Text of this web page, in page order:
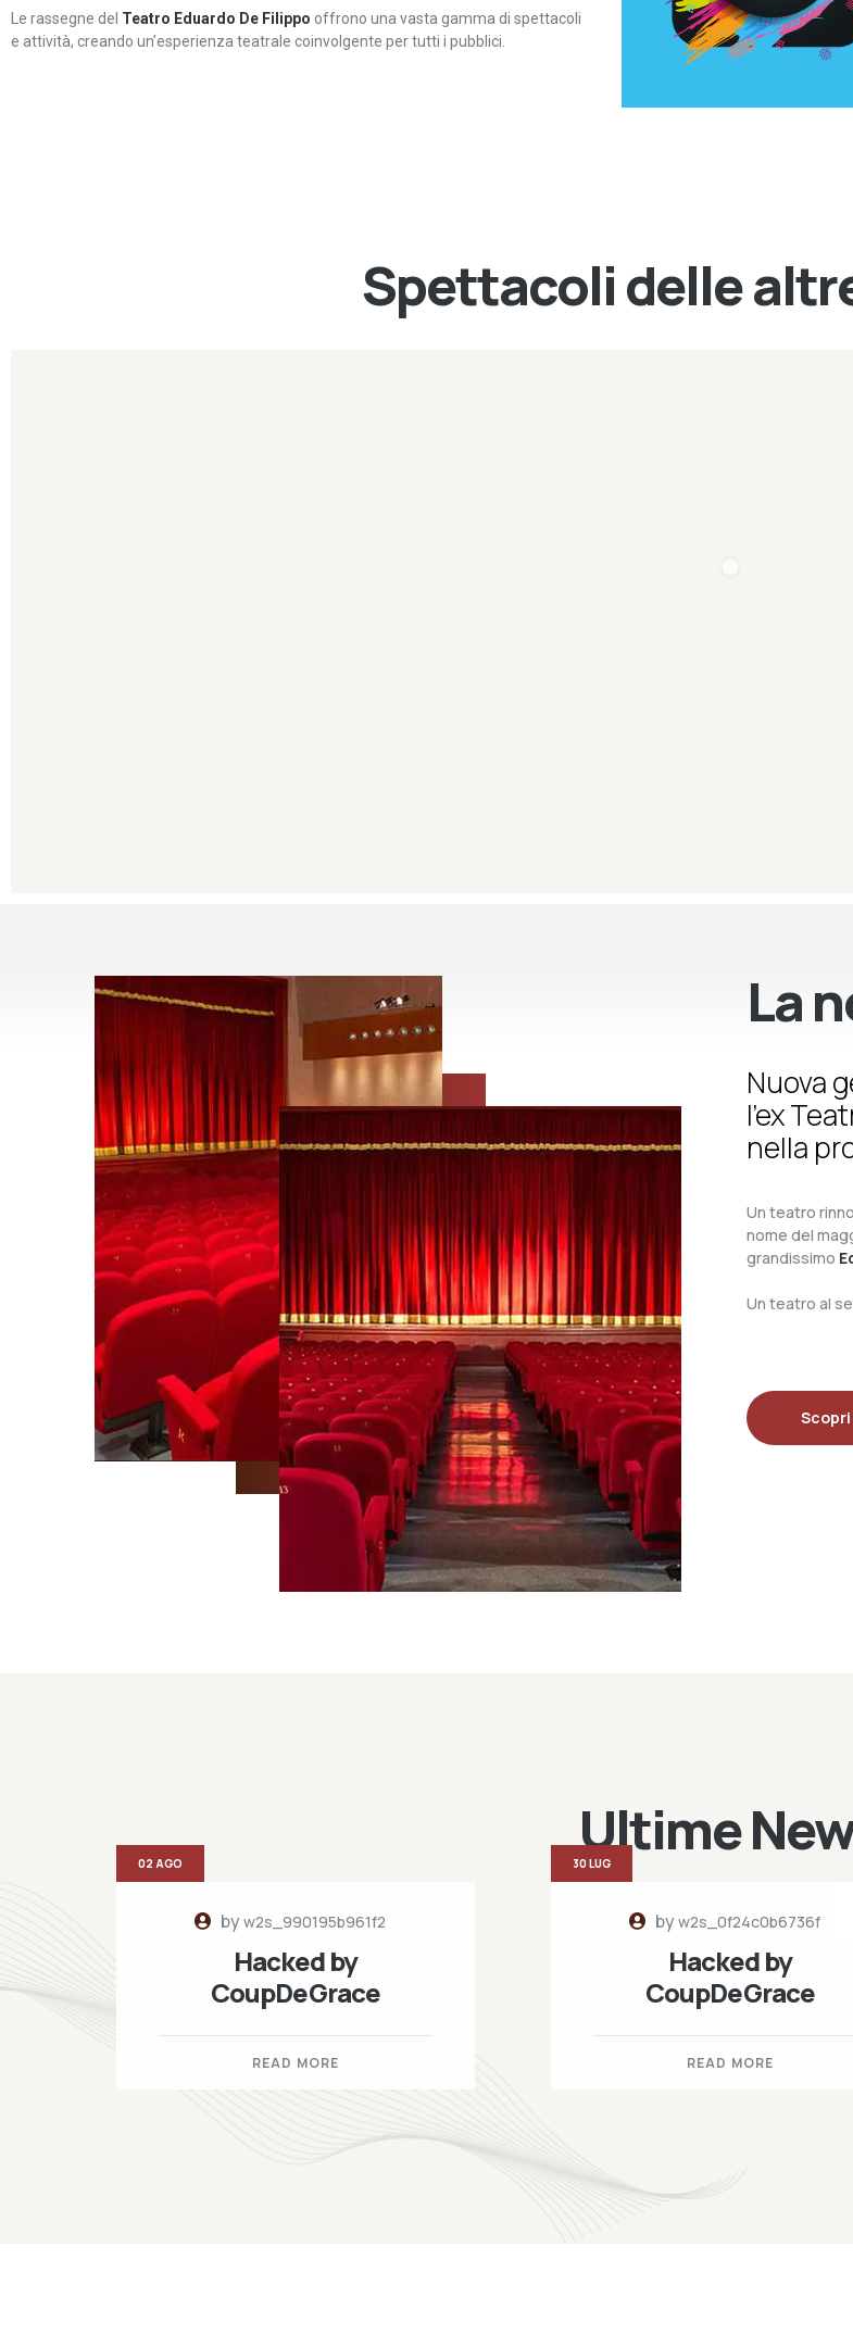
Le rassegne del Teatro Eduardo De Filippo offrono una vasta gamma di spettacoli
e attività, creando un’esperienza teatrale coinvolgente per tutti i pubblici.
Revolution Dance
Spettacoli delle
La
Nuova
l’ex
nella
Un teatro
nome del
grandissimo
Un teatro al
Ultime
byw2s_990195b961f2
Hacked by
CoupDeGrace
READ MORE
02 AGO
byw2s_0f24c0b6736f
Hacked by
CoupDeGrace
READ MORE
30 LUG